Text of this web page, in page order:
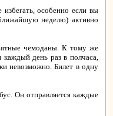
особенно если вы
неделю) активно
чемоданы. К тому же
каждый день раз в полчаса,
невозможно. Билет в одну
Он отправляется каждые